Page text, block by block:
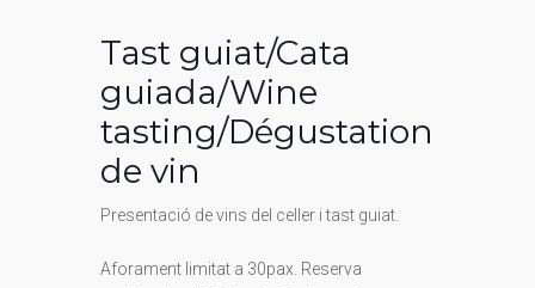
Tast guiat/Cata
guiada/Wine
tasting/Dégustation
de vin
Presentació de vins del celler i tast guiat.
Aforament limitat a 30pax. Reserva